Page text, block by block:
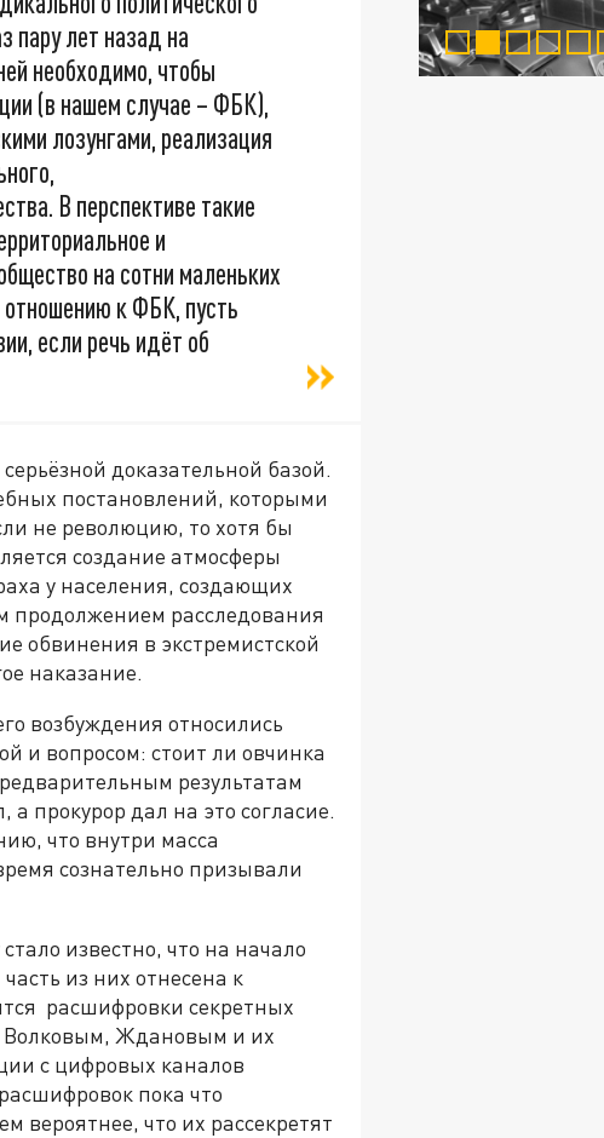
пару лет назад на
необходимо, чтобы
(в нашем случае – ФБК),
лозунгами, реализация
В перспективе такие
и
на сотни маленьких
к ФБК, пусть
если речь идёт об
доказательной базой.
постановлений, которыми
не революцию, то хотя бы
создание атмосферы
у населения, создающих
продолжением расследования
обвинения в экстремистской
наказание.
возбуждения относились
и вопросом: стоит ли овчинка
результатам
а прокурор дал на это согласие.
что внутри масса
сознательно призывали
известно, что на начало
из них отнесена к
расшифровки секретных
Волковым, Ждановым и их
с цифровых каналов
пока что
вероятнее, что их рассекретят